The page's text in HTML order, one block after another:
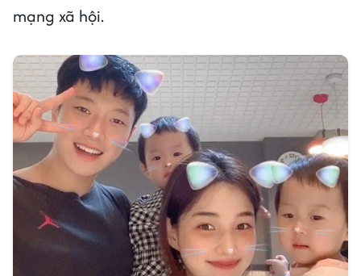
mạng xã hội.